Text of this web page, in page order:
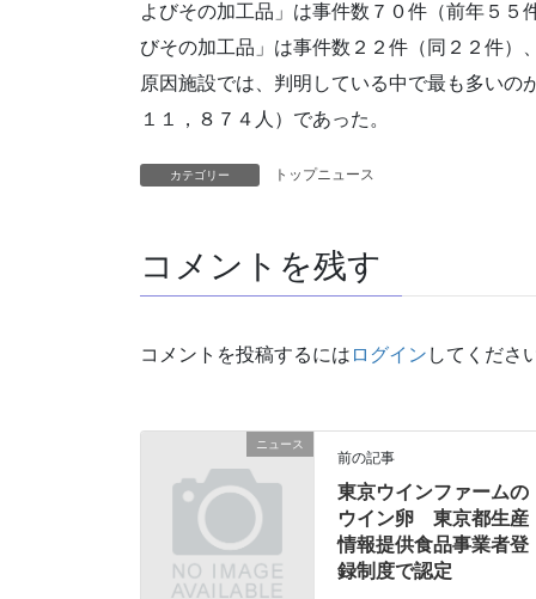
よびその加工品」は事件数７０件（前年５５
びその加工品」は事件数２２件（同２２件）
原因施設では、判明している中で最も多いの
１１，８７４人）であった。
カテゴリー トップニュース
コメントを残す
コメントを投稿するには ログイン してくださ
ニュース
前の記事
東京ウインファームの
ウイン卵 東京都生産
情報提供食品事業者登
録制度で認定